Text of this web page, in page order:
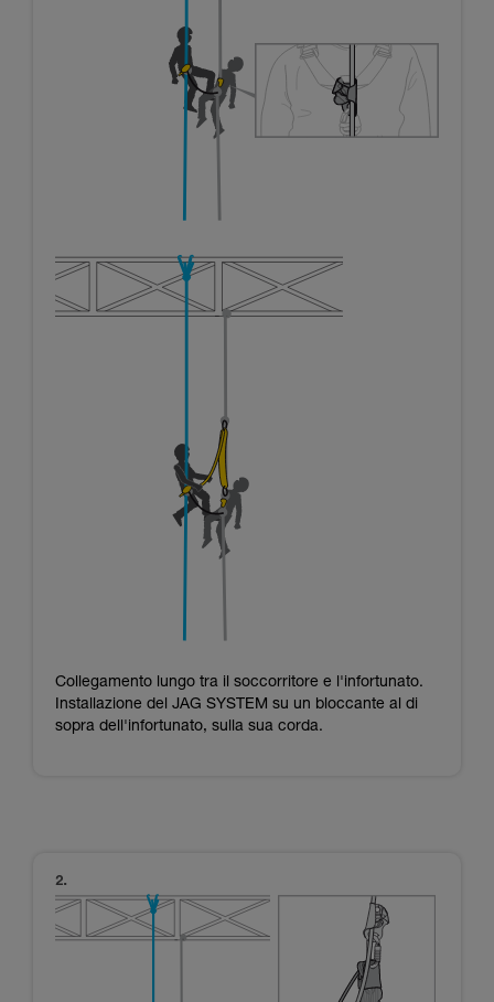
Collegamento lungo tra il soccorritore e l'infortunato.
Installazione del JAG SYSTEM su un bloccante al di
sopra dell'infortunato, sulla sua corda.